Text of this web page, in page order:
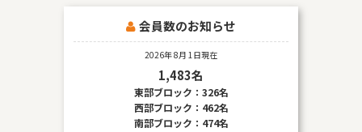
会員数のお知らせ
2026年 8月 1日現在
1,483名
東部ブロック：326名
西部ブロック：462名
南部ブロック：474名